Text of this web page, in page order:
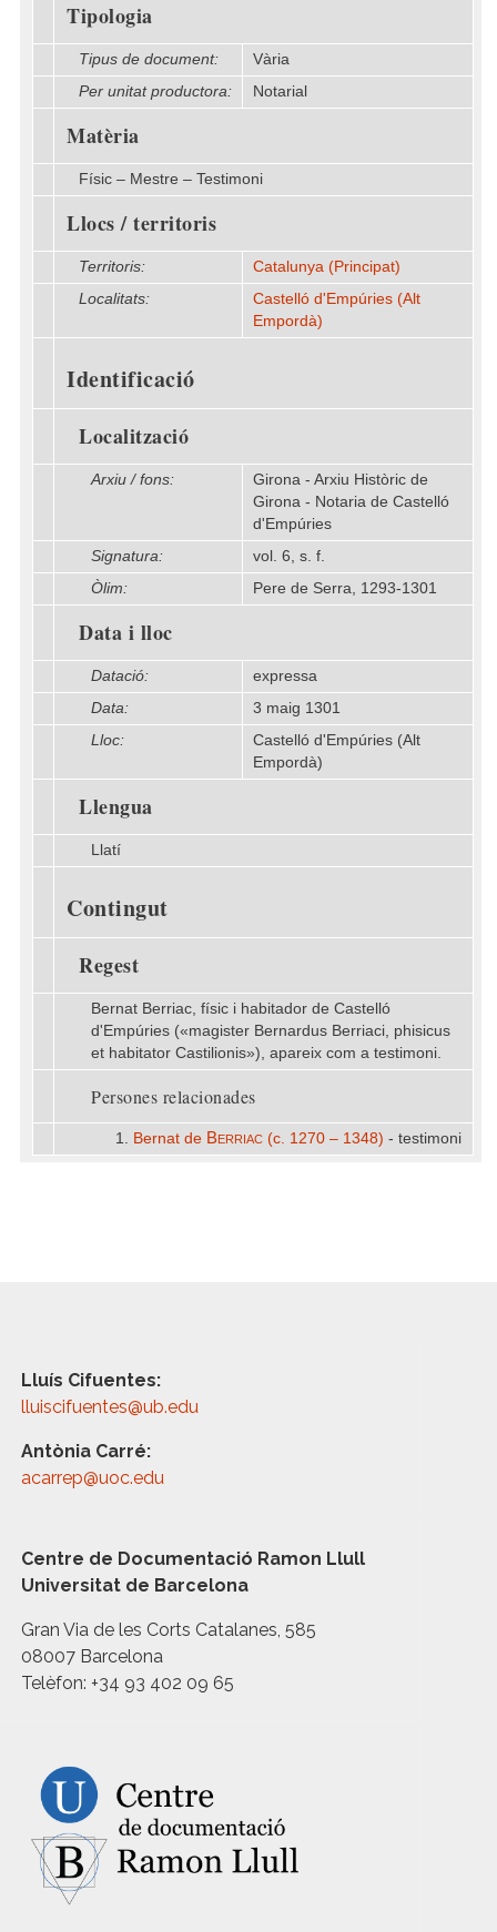
Tipologia
Tipus de document:
Vària
Per unitat productora:
Notarial
Matèria
Físic – Mestre – Testimoni
Llocs / territoris
Territoris:
Catalunya (Principat)
Localitats:
Castelló d'Empúries (Alt
Empordà)
Identificació
Localització
Arxiu / fons:
Girona - Arxiu Històric de
Girona - Notaria de Castelló
d'Empúries
Signatura:
vol. 6, s. f.
Òlim:
Pere de Serra, 1293-1301
Data i lloc
Datació:
expressa
Data:
3 maig 1301
Lloc:
Castelló d'Empúries (Alt
Empordà)
Llengua
Llatí
Contingut
Regest
Bernat Berriac, físic i habitador de Castelló
d'Empúries («magister Bernardus Berriaci, phisicus
et habitator Castilionis»), apareix com a testimoni.
Persones relacionades
1. Bernat de Berriac (c. 1270 – 1348) - testimoni
Lluís Cifuentes:
lluiscifuentes@ub.edu
Antònia Carré:
acarrep@uoc.edu
Centre de Documentació Ramon Llull
Universitat de Barcelona
Gran Via de les Corts Catalanes, 585
08007 Barcelona
Telèfon: +34 93 402 09 65